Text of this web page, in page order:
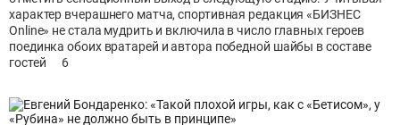
характер вчерашнего матча, спортивная редакция «БИЗНЕС
Online» не стала мудрить и включила в число главных героев
поединка обоих вратарей и автора победной шайбы в составе
гостей
6